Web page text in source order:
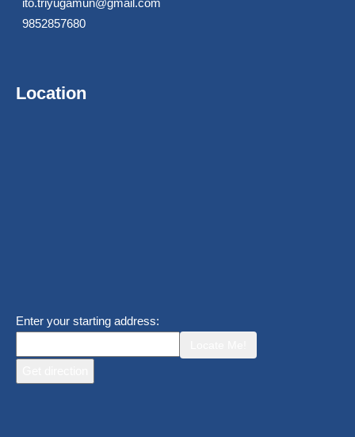
ito.triyugamun@gmail.com
9852857680
Location
Enter your starting address: